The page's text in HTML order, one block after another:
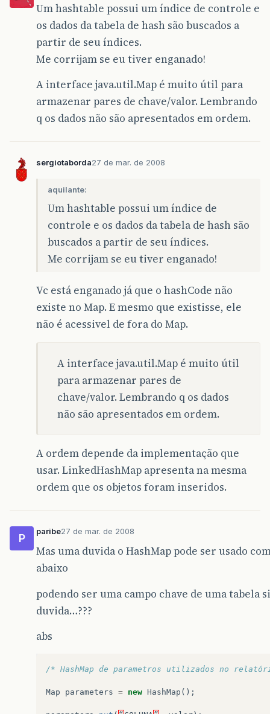
Um hashtable possui um índice de controle e
os dados da tabela de hash são buscados a
partir de seu índices.
Me corrijam se eu tiver enganado!
A interface java.util.Map é muito útil para
armazenar pares de chave/valor. Lembrando
q os dados não são apresentados em ordem.
sergiotaborda27 de mar. de 2008
aquilante:
Um hashtable possui um índice de
controle e os dados da tabela de hash são
buscados a partir de seu índices.
Me corrijam se eu tiver enganado!
Vc está enganado já que o hashCode não
existe no Map. E mesmo que existisse, ele
não é acessivel de fora do Map.
A interface java.util.Map é muito útil
para armazenar pares de
chave/valor. Lembrando q os dados
não são apresentados em ordem.
A ordem depende da implementação que
usar. LinkedHashMap apresenta na mesma
ordem que os objetos foram inseridos.
P
paribe27 de mar. de 2008
Mas uma duvida o HashMap pode ser usado
abaixo
podendo ser uma campo chave de uma tabela
duvida…???
abs
/* HashMap de parametros utilizados no
Map parameters = new HashMap ();